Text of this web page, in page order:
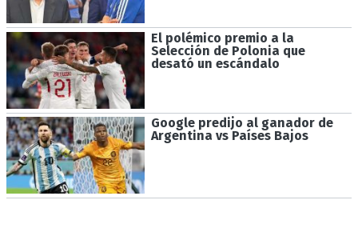
El polémico premio a la
Selección de Polonia que
desató un escándalo
Google predijo al ganador de
Argentina vs Países Bajos